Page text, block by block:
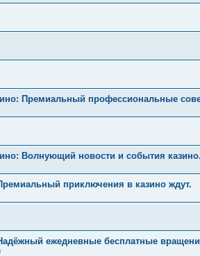
Премиальный профессиональные
Волнующий новости и события казино.
приключения в казино ждут.
ежедневные бесплатные